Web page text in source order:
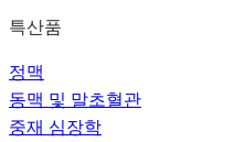
특산품
정맥
동맥 및 말초혈관
중재 심장학